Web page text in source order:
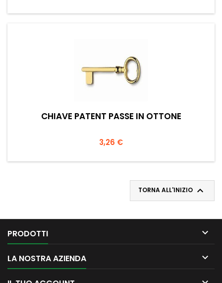
CHIAVE PATENT PASSE IN OTTONE
Prezzo
3,26 €
TORNA ALL'INIZIO 
PRODOTTI 
LA NOSTRA AZIENDA 